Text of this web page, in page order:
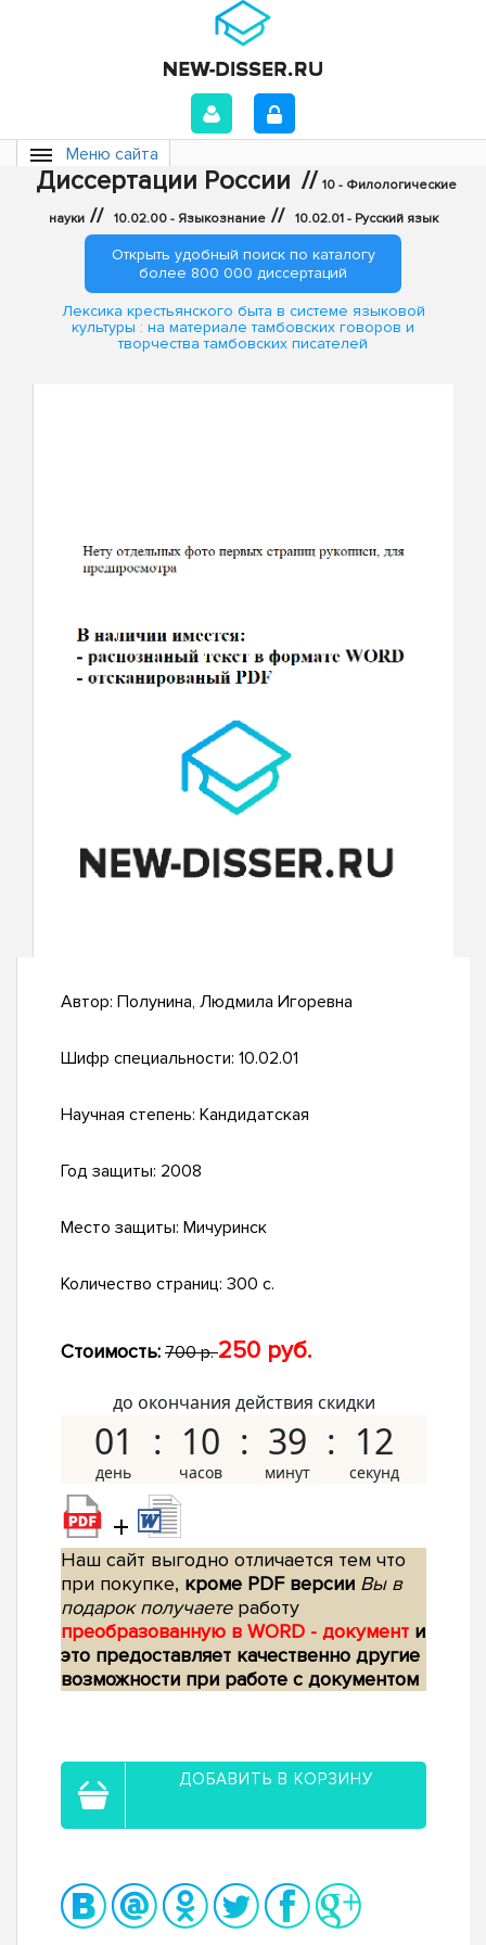
Меню сайта
Диссертации России // 10 - Филологические
науки // 10.02.00 - Языкознание // 10.02.01 - Русский язык
Открыть удобный поиск по каталогу
более 800 000 диссертаций
Лексика крестьянского быта в системе языковой
культуры : на материале тамбовских говоров и
творчества тамбовских писателей
Автор: Полунина, Людмила Игоревна
Шифр специальности: 10.02.01
Научная степень: Кандидатская
Год защиты: 2008
Место защиты: Мичуринск
Количество страниц: 300 с.
Стоимость: 700 р.250 руб.
до окончания действия скидки
01 10 39 11
+
Наш сайт выгодно отличается тем что
при покупке, кроме PDF версии Вы в
подарок получаетеработу
преобразованную в WORD - документ и
это предоставляет качественно другие
возможности при работе с документом
ДОБАВИТЬ В КОРЗИНУ